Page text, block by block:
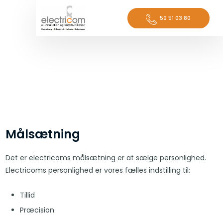
59 51 ​03 ​80
Målsætning
Det er electricoms målsætning er at sælge personlighed.
Electricoms personlighed er vores fælles indstilling til:
Tillid
Præcision